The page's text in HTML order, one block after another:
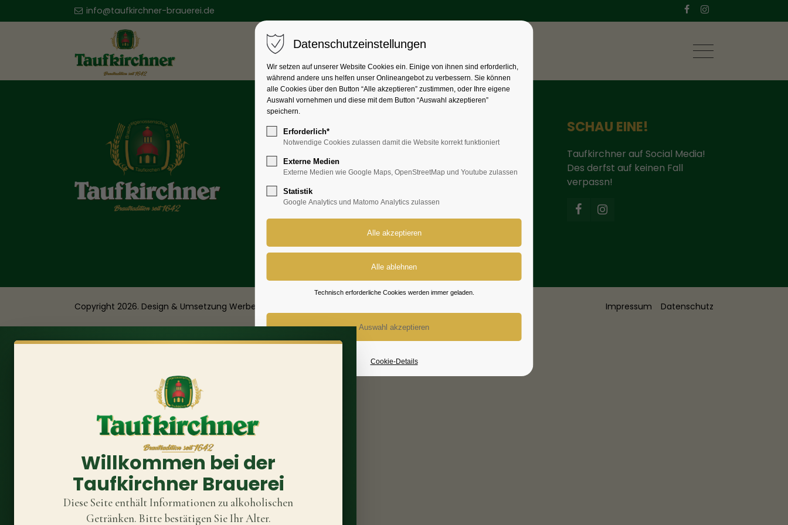
info@taufkirchner-brauerei.de
08084 2377
Taufkirchen (Vils) eG.
Bräuhausstrasse 3
84416 Taufkirchen
SCHAU EINE!
Taufkirchner auf Social Media!
Des derfst auf keinen Fall
verpassn!
Copyright 2026. Design & UmsetzungWerbeagentur madmoses. Impressum Datenschutz
Datenschutzeinstellungen
Wir setzen auf unserer Website Cookies ein. Einige von ihnen sind erforderlich,
während andere uns helfen unser Onlineangebot zu verbessern. Sie können
alle Cookies über den Button “Alle akzeptieren” zustimmen, oder Ihre eigene
Auswahl vornehmen und diese mit dem Button “Auswahl akzeptieren”
speichern.
Erforderlich*
Notwendige Cookies zulassen damit die Website korrekt funktioniert
Externe Medien
Externe Medien wie Google Maps, OpenStreetMap und Youtube zulassen
Statistik
Google Analytics und Matomo Analytics zulassen
Technisch erforderliche Cookies werden immer geladen.
Cookie-Details
Willkommen bei der
Taufkirchner Brauerei
Diese Seite enthält Informationen zu alkoholischen
Getränken. Bitte bestätigen Sie Ihr Alter.